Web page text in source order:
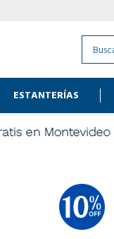
ESTANTERÍAS